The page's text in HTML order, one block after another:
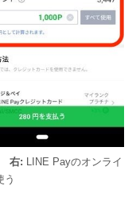
右: LINE Payのオンライ
う